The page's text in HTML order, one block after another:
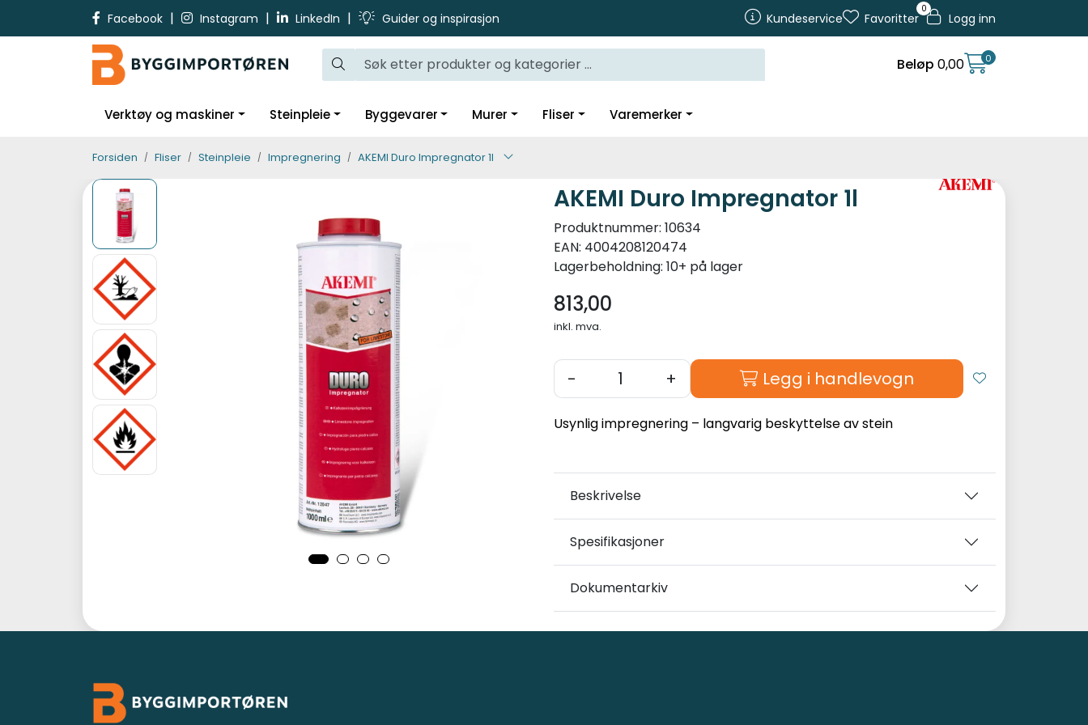
Skip to main content
Facebook | Instagram | LinkedIn | Guider og inspirasjon Kundeservice
0
Favoritter Logg inn
Beløp 0,00 0
Verktøy og maskiner Steinpleie Byggevarer Murer Fliser Varemerker
Forsiden Fliser Steinpleie Impregnering AKEMI Duro Impregnator 1l
AKEMI Duro Impregnator 1l
Produktnummer: 10634
EAN: 4004208120474
Lagerbeholdning: 10+ på lager
813,00
inkl. mva.
- + Legg i handlevogn
Usynlig impregnering – langvarig beskyttelse av stein
Beskrivelse
Spesifikasjoner
Dokumentarkiv